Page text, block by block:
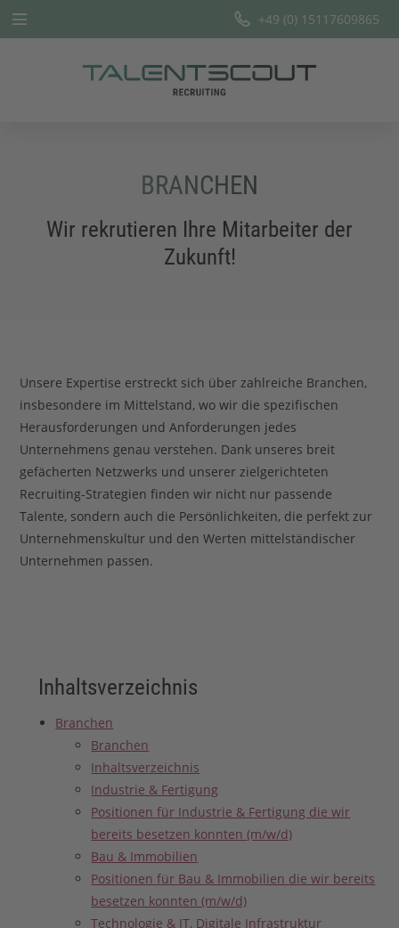
+49 (0) 15117609865
BRANCHEN
Wir rekrutieren Ihre Mitarbeiter der
Zukunft!
Unsere Expertise erstreckt sich über zahlreiche Branchen,
insbesondere im Mittelstand, wo wir die spezifischen
Herausforderungen und Anforderungen jedes
Unternehmens genau verstehen. Dank unseres breit
gefächerten Netzwerks und unserer zielgerichteten
Recruiting-Strategien finden wir nicht nur passende
Talente, sondern auch die Persönlichkeiten, die perfekt zur
Unternehmenskultur und den Werten mittelständischer
Unternehmen passen.
Inhaltsverzeichnis
Branchen
Branchen
Inhaltsverzeichnis
Industrie & Fertigung
Positionen für Industrie & Fertigung die wir
bereits besetzen konnten (m/w/d)
Bau & Immobilien
Positionen für Bau & Immobilien die wir bereits
besetzen konnten (m/w/d)
Technologie & IT, Digitale Infrastruktur